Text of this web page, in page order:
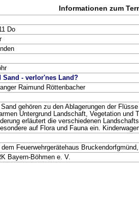
Informationen zum
Do
Sand - verlor'nes Land?
Raimund Röttenbacher
gehören zu den Ablagerungen der
Untergrund Landschaft, Vegetation und
erläutert die verschiedenen
auf Flora und Fauna ein.
Feuerwehrgerätehaus
Bayern-Böhmen e. V.